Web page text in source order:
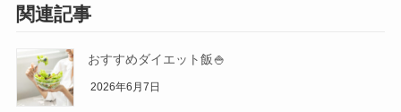
関連記事
おすすめダイエット飯🍚
2026年6月7日